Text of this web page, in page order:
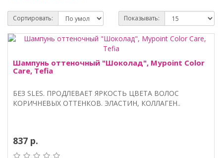
Сортировать: Показывать:
Шампунь оттеночный "Шоколад", Mypoint Color
Care, Tefia
БЕЗ SLES. ПРОДЛЕВАЕТ ЯРКОСТЬ ЦВЕТА ВОЛОС
КОРИЧНЕВЫХ ОТТЕНКОВ. ЭЛАСТИН, КОЛЛАГЕН..
837 р.